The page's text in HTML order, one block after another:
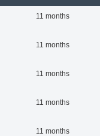
11 months
11 months
11 months
11 months
11 months